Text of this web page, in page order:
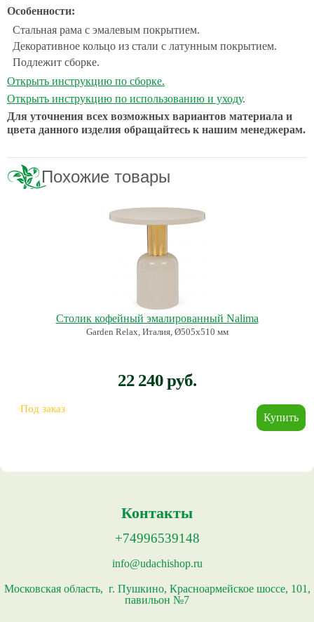
Особенности:
Стальная рама с эмалевым покрытием.
Декоративное кольцо из стали с латунным покрытием.
Подлежит сборке.
Открыть инструкцию по сборке.
Открыть инструкцию по использованию и уходу.
Для уточнения всех возможных вариантов материала и
цвета данного изделия обращайтесь к нашим менеджерам.
Похожие товары
Столик кофейный эмалированный Nalima
Garden Relax, Италия, Ø505х510 мм
22 240 руб.
Под заказ
Контакты
+74996539148
info@udachishop.ru
Московская область, г. Пушкино, Красноармейское шоссе, 101,
павильон №7